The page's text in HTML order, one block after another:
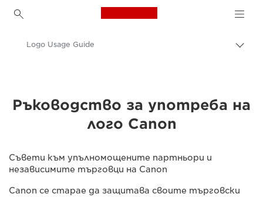
Canon Logo, back to
Logo Usage Guide
Ръководство за употреба на
лого Canon
Съвети към упълномощените партньори и
независимите търговци на Canon
Canon се старае да защитава своите търговски